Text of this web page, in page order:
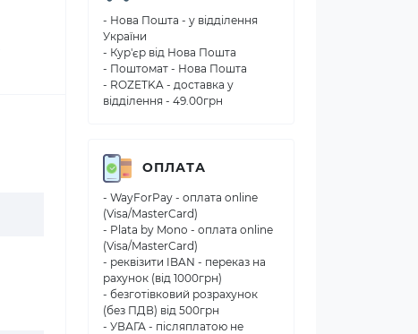
- Нова Пошта - у відділення
України
- Кур'єр від Нова Пошта
- Поштомат - Нова Пошта
- ROZETKA - доставка у
відділення - 49.00грн
ОПЛАТА
- WayForPay - оплата online
(Visa/MasterCard)
- Plata by Mono - оплата online
(Visa/MasterCard)
- реквізити IBAN - переказ на
рахунок (від 1000грн)
- безготівковий розрахунок
(без ПДВ) від 500грн
- УВАГА - післяплатою не